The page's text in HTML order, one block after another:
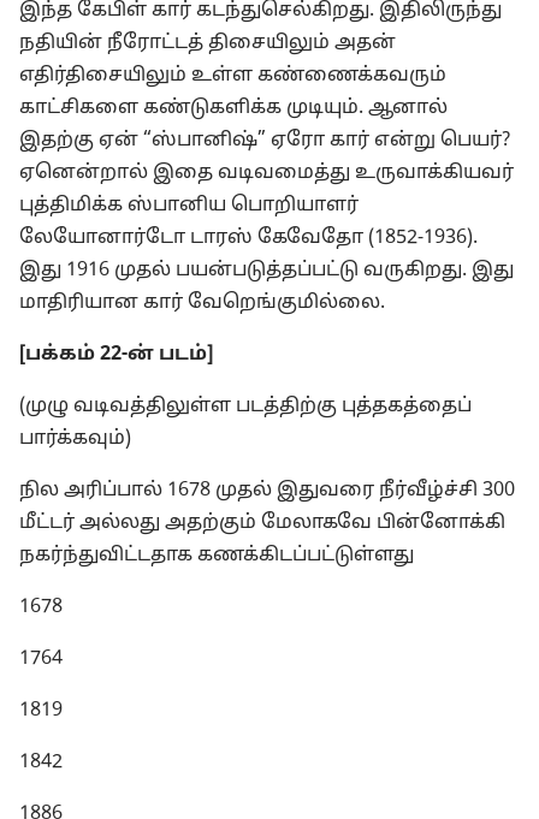
இந்த கேபிள் கார் கடந்துசெல்கிறது. இதிலிருந்து
நதியின் நீரோட்டத் திசையிலும் அதன்
எதிர்திசையிலும் உள்ள கண்ணைக்கவரும்
காட்சிகளை கண்டுகளிக்க முடியும். ஆனால்
இதற்கு ஏன் “ஸ்பானிஷ்” ஏரோ கார் என்று பெயர்?
ஏனென்றால் இதை வடிவமைத்து உருவாக்கியவர்
புத்திமிக்க ஸ்பானிய பொறியாளர்
லேயோனார்டோ டாரஸ் கேவேதோ (1852-1936).
இது 1916 முதல் பயன்படுத்தப்பட்டு வருகிறது. இது
மாதிரியான கார் வேறெங்குமில்லை.
[பக்கம் 22-ன் படம்]
(முழு வடிவத்திலுள்ள படத்திற்கு புத்தகத்தைப்
பார்க்கவும்)
நில அரிப்பால் 1678 முதல் இதுவரை நீர்வீழ்ச்சி 300
மீட்டர் அல்லது அதற்கும் மேலாகவே பின்னோக்கி
நகர்ந்துவிட்டதாக கணக்கிடப்பட்டுள்ளது
1678
1764
1819
1842
1886